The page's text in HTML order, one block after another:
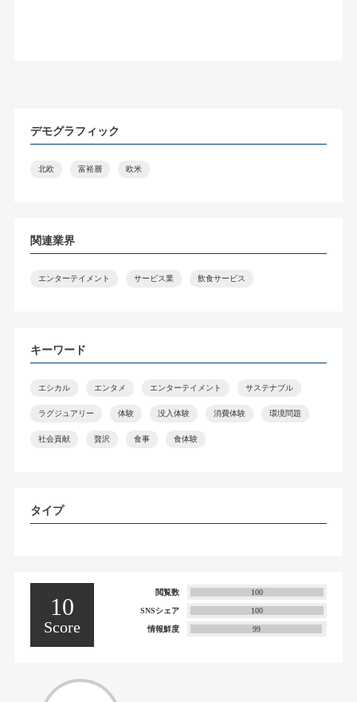
デモグラフィック
北欧 富裕層 欧米
関連業界
エンターテイメント サービス業 飲食サービス
キーワード
エシカル エンタメ エンターテイメント サステナブル
ラグジュアリー 体験 没入体験 消費体験 環境問題
社会貢献 贅沢 食事 食体験
タイプ
10
Score
閲覧数 100
SNSシェア 100
情報鮮度 99